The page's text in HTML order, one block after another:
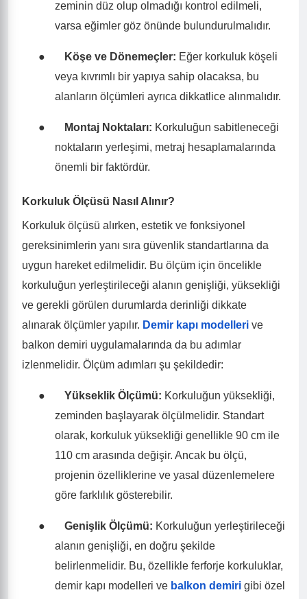
zeminin düz olup olmadığı kontrol edilmeli,
varsa eğimler göz önünde bulundurulmalıdır.
● Köşe ve Dönemeçler: Eğer korkuluk köşeli
veya kıvrımlı bir yapıya sahip olacaksa, bu
alanların ölçümleri ayrıca dikkatlice alınmalıdır.
● Montaj Noktaları: Korkuluğun sabitleneceği
noktaların yerleşimi, metraj hesaplamalarında
önemli bir faktördür.
Korkuluk Ölçüsü Nasıl Alınır?
Korkuluk ölçüsü alırken, estetik ve fonksiyonel
gereksinimlerin yanı sıra güvenlik standartlarına da
uygun hareket edilmelidir. Bu ölçüm için öncelikle
korkuluğun yerleştirileceği alanın genişliği, yüksekliği
ve gerekli görülen durumlarda derinliği dikkate
alınarak ölçümler yapılır. Demir kapı modelleri ve
balkon demiri uygulamalarında da bu adımlar
izlenmelidir. Ölçüm adımları şu şekildedir:
● Yükseklik Ölçümü: Korkuluğun yüksekliği,
zeminden başlayarak ölçülmelidir. Standart
olarak, korkuluk yüksekliği genellikle 90 cm ile
110 cm arasında değişir. Ancak bu ölçü,
projenin özelliklerine ve yasal düzenlemelere
göre farklılık gösterebilir.
● Genişlik Ölçümü: Korkuluğun yerleştirileceği
alanın genişliği, en doğru şekilde
belirlenmelidir. Bu, özellikle ferforje korkuluklar,
demir kapı modelleri ve balkon demiri gibi özel